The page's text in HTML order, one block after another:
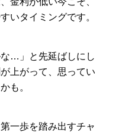
いタイミングです。
な…」と先延ばしにし
上がって、思ってい
も。
一歩を踏み出すチャ